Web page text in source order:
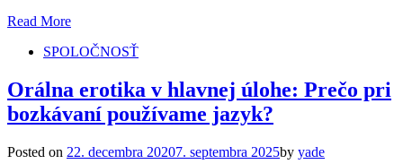
Read More
SPOLOČNOSŤ
Orálna erotika v hlavnej úlohe: Prečo pri
bozkávaní používame jazyk?
Posted on 22. decembra 20207. septembra 2025by yade